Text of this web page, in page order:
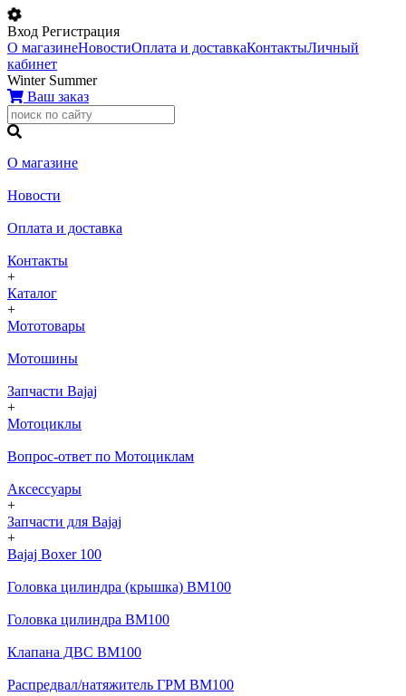
Вход Регистрация
О магазинеНовостиОплата и доставкаКонтактыЛичный
кабинет
Winter Summer
Ваш заказ
О магазине
Новости
Оплата и доставка
Контакты
+
Каталог
+
Мототовары
Мотошины
Запчасти Bajaj
+
Мотоциклы
Вопрос-ответ по Мотоциклам
Аксессуары
+
Запчасти для Bajaj
+
Bajaj Boxer 100
Головка цилиндра (крышка) BM100
Головка цилиндра BM100
Клапана ДВС BM100
Распредвал/натяжитель ГРМ BM100